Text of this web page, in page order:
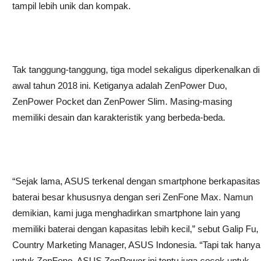
tampil lebih unik dan kompak.
Tak tanggung-tanggung, tiga model sekaligus diperkenalkan di
awal tahun 2018 ini. Ketiganya adalah ZenPower Duo,
ZenPower Pocket dan ZenPower Slim. Masing-masing
memiliki desain dan karakteristik yang berbeda-beda.
“Sejak lama, ASUS terkenal dengan smartphone berkapasitas
baterai besar khususnya dengan seri ZenFone Max. Namun
demikian, kami juga menghadirkan smartphone lain yang
memiliki baterai dengan kapasitas lebih kecil,” sebut Galip Fu,
Country Marketing Manager, ASUS Indonesia. “Tapi tak hanya